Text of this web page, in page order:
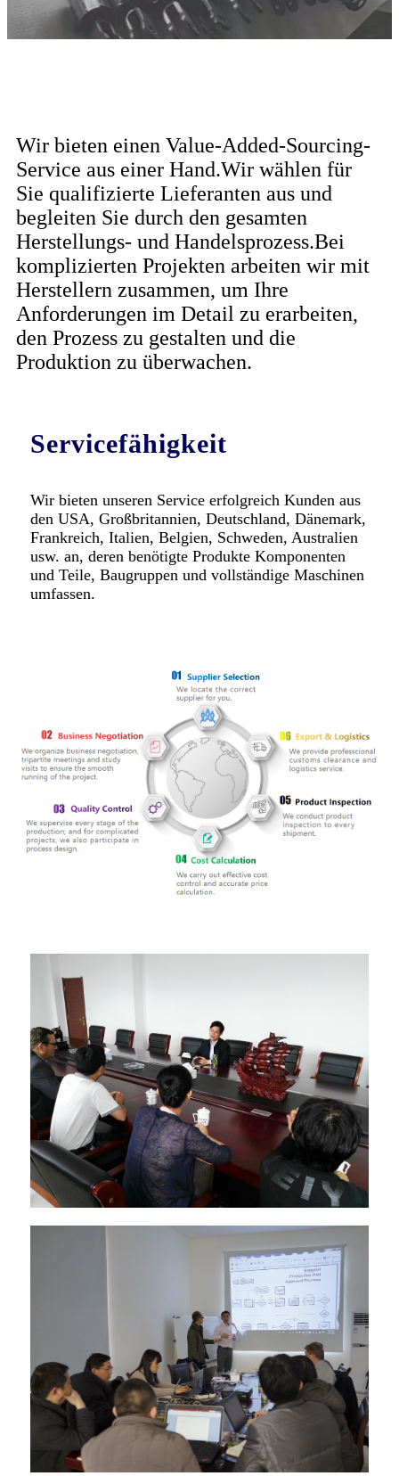
Wir bieten einen Value-Added-Sourcing-
Service aus einer Hand.Wir wählen für
Sie qualifizierte Lieferanten aus und
begleiten Sie durch den gesamten
Herstellungs- und Handelsprozess.Bei
komplizierten Projekten arbeiten wir mit
Herstellern zusammen, um Ihre
Anforderungen im Detail zu erarbeiten,
den Prozess zu gestalten und die
Produktion zu überwachen.
Servicefähigkeit
Wir bieten unseren Service erfolgreich Kunden aus
den USA, Großbritannien, Deutschland, Dänemark,
Frankreich, Italien, Belgien, Schweden, Australien
usw. an, deren benötigte Produkte Komponenten
und Teile, Baugruppen und vollständige Maschinen
umfassen.